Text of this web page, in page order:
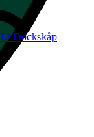
Dockskåp